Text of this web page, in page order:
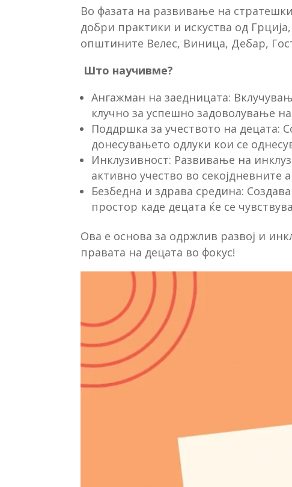
Во фазата на развивање на
добри практики и искуства од
општините Велес, Виница, Дебар,
Што научивме?
Ангажман на заедницата:
клучно за успешно задоволување
Поддршка за учеството на децата:
донесувањето одлуки кои се
Инклузивност: Развивање на
активно учество во секојдневните
Безбедна и здрава средина:
простор каде децата ќе се
Ова е основа за одржлив развој и
правата на децата во фокус!